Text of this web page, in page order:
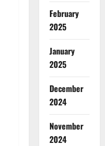
February
2025
January
2025
December
2024
November
2024